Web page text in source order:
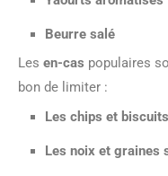
Beurre salé
Les en-cas populaires
bon de limiter :
Les chips et
Les noix et graines